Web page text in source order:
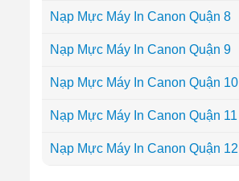
Nạp Mực Máy In Canon Quận 8
Nạp Mực Máy In Canon Quận 9
Nạp Mực Máy In Canon Quận 10
Nạp Mực Máy In Canon Quận 11
Nạp Mực Máy In Canon Quận 12